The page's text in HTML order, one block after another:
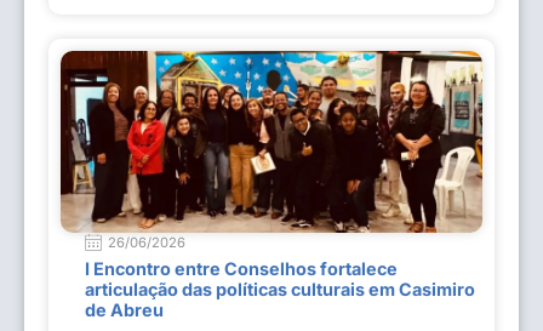
26/06/2026
I Encontro entre Conselhos fortalece
articulação das políticas culturais em Casimiro
de Abreu